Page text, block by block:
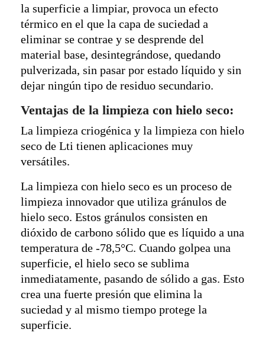
la superficie a limpiar, provoca un efecto
térmico en el que la capa de suciedad a
eliminar se contrae y se desprende del
material base, desintegrándose, quedando
pulverizada, sin pasar por estado líquido y sin
dejar ningún tipo de residuo secundario.
Ventajas de la limpieza con hielo seco:
La limpieza criogénica y la limpieza con hielo
seco de Lti tienen aplicaciones muy
versátiles.
La limpieza con hielo seco es un proceso de
limpieza innovador que utiliza gránulos de
hielo seco. Estos gránulos consisten en
dióxido de carbono sólido que es líquido a una
temperatura de -78,5°C. Cuando golpea una
superficie, el hielo seco se sublima
inmediatamente, pasando de sólido a gas. Esto
crea una fuerte presión que elimina la
suciedad y al mismo tiempo protege la
superficie.